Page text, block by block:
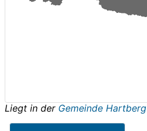
Liegt in der Gemeinde Hartberg